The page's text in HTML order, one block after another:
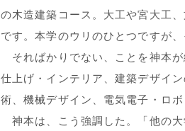
の木造建築コース。大工や宮大工
です。本学のウリのひとつですが
そればかりでない、ことを神本が
仕上げ・インテリア、建築デザイ
術、機械デザイン、電気電子・ロ
神本は、こう強調した。「他の